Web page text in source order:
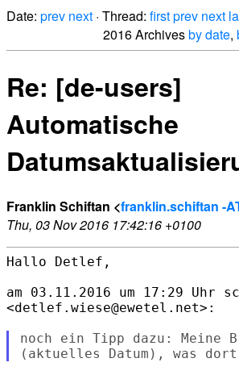
Date: prev next · Thread: firstprev next
2016 Archivesby date,
Re: [de-users]
Automatische
Franklin Schiftan <franklin.schiftan -
Thu, 03 Nov 2016 17:42:16 +0100
Hallo Detlef,
am 03.11.2016 um 17:29 Uhr
<detlef.wiese@ewetel.net>:
noch ein Tipp dazu: